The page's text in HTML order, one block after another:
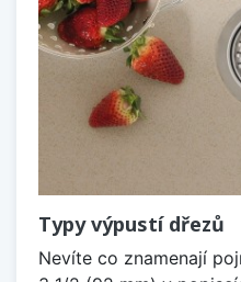
Typy výpustí dřezů
Nevíte co znamenají